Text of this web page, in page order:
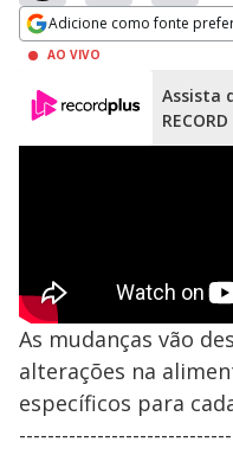
Adicione como fonte
Opens in new window
AO VIVO
Assista
As mudanças vão
alterações na
específicos para